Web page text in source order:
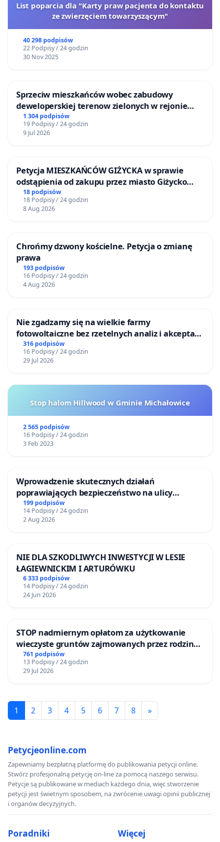
List poparcia dla "Karty praw pacjenta do kontaktu
ze zwierzęciem towarzyszącym"
40 298 podpisów
22 Podpisy / 24 godzin
30 Nov 2025
Sprzeciw mieszkańców wobec zabudowy
deweloperskiej terenow zielonych w rejonie
Bulwarów Straceńskich w Bielsku-Białej
1 304 podpisów
19 Podpisy / 24 godzin
9 Jul 2026
Petycja MIESZKAŃCÓW GIŻYCKA w sprawie
odstąpienia od zakupu przez miasto Giżycko
nieruchomości położonej nad jeziorem Niegocin
18 podpisów
18 Podpisy / 24 godzin
8 Aug 2026
Chrońmy dzwony kościelne. Petycja o zmianę
prawa
193 podpisów
16 Podpisy / 24 godzin
4 Aug 2026
Nie zgadzamy się na wielkie farmy
fotowoltaiczne bez rzetelnych analiz i akceptacji
mieszkańców
316 podpisów
16 Podpisy / 24 godzin
29 Jul 2026
Stop halom Hillwood w Gminie Michałowice
2 565 podpisów
16 Podpisy / 24 godzin
3 Feb 2023
Wprowadzenie skutecznych działań
poprawiających bezpieczeństwo na ulicy
Żeromskiego w Otwocku
199 podpisów
14 Podpisy / 24 godzin
2 Aug 2026
NIE DLA SZKODLIWYCH INWESTYCJI W LESIE
ŁAGIEWNICKIM I ARTURÓWKU
6 333 podpisów
14 Podpisy / 24 godzin
24 Jun 2026
STOP nadmiernym opłatom za użytkowanie
wieczyste gruntów zajmowanych przez rodzinne
ogrody działkowe.
761 podpisów
13 Podpisy / 24 godzin
29 Jul 2026
1 2 3 4 5 6 7 8 »
Petycjeonline.com
Zapewniamy bezpłatną platformę do publikowania petycji online.
Stwórz profesjonalną petycję on-line za pomocą naszego serwisu.
Petycje są publikowane w mediach każdego dnia, więc stworzenie
petycji jest świetnym sposobem, na zwrócenie uwagi opinii publicznej
i organów decyzyjnych.
Poradniki Więcej